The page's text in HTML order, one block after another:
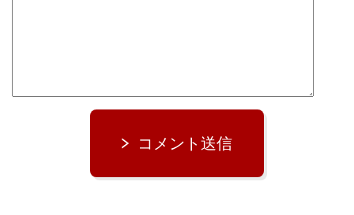
コメント送信